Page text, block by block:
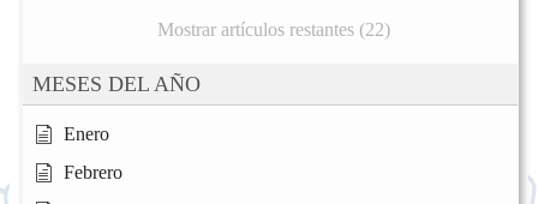
Mostrar artículos restantes (22)
MESES DEL AÑO
Enero
Febrero